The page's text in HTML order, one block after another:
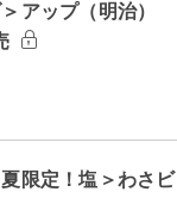
アップ（明治）
限定！塩＞わさビ